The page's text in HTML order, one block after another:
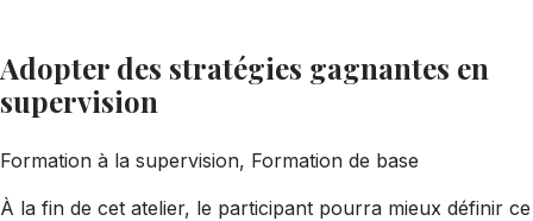
Adopter des stratégies gagnantes en
supervision
Formation à la supervision, Formation de base
À la fin de cet atelier, le participant pourra mieux définir ce